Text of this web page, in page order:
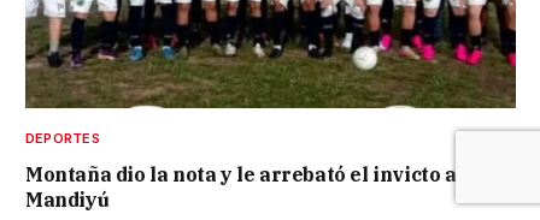
DEPORTES
Montaña dio la nota y le arrebató el invicto a
Mandiyú